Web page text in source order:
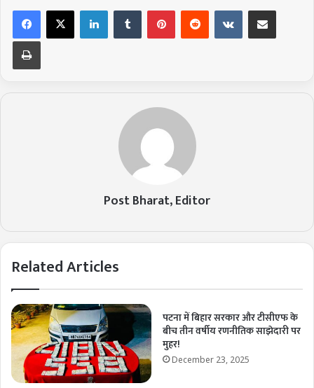
LinkedInTumblrPinterestRedditVKontakte
Share via Email
Print
Post Bharat, Editor
Related Articles
पटना में बिहार सरकार और टीसीएफ के
बीच तीन वर्षीय रणनीतिक साझेदारी पर
मुहर!
December 23, 2025